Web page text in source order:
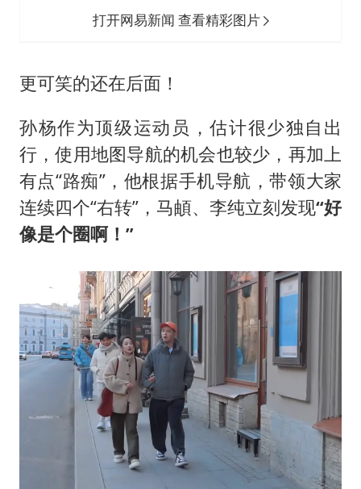
打开网易新闻 查看精彩图片
更可笑的还在后面！
孙杨作为顶级运动员，估计很少独自出
行，使用地图导航的机会也较少，再加上
有点“路痴”，他根据手机导航，带领大家
连续四个“右转”，马頔、李纯立刻发现“好
像是个圈啊！”